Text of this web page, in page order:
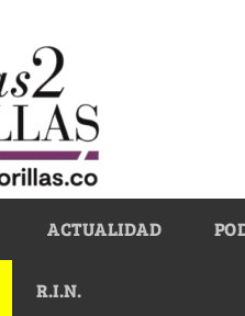
ACTUALIDAD
R.I.N.